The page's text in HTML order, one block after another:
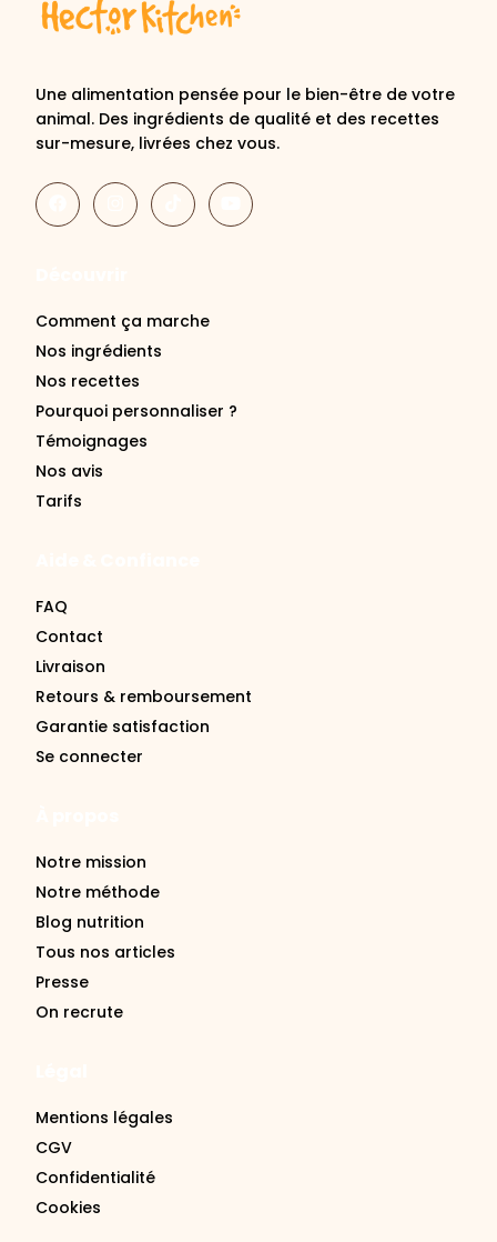
Une alimentation pensée pour le bien-être de votre
animal. Des ingrédients de qualité et des recettes
sur-mesure, livrées chez vous.
Comment ça marche
Nos ingrédients
Nos recettes
Pourquoi personnaliser ?
Témoignages
Nos avis
Tarifs
FAQ
Contact
Livraison
Retours & remboursement
Garantie satisfaction
Se connecter
Notre mission
Notre méthode
Blog nutrition
Tous nos articles
Presse
On recrute
Mentions légales
CGV
Confidentialité
Cookies